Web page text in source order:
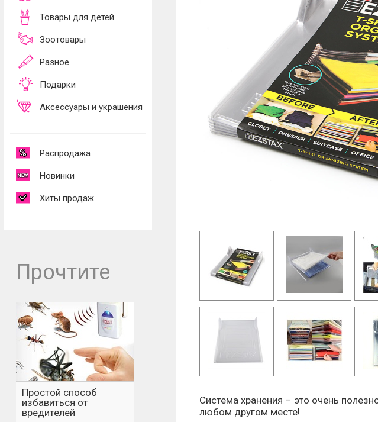
Товары для детей
Зоотовары
Разное
Подарки
Аксессуары и украшения
Распродажа
Новинки
Хиты продаж
Прочтите
Простой способ
избавиться от
вредителей
Система хранения – это очень
любом другом месте!